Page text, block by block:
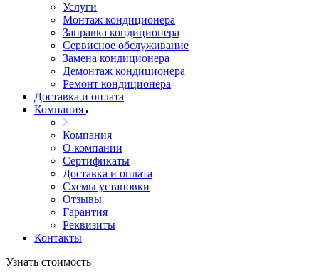
Услуги
Монтаж кондиционера
Заправка кондиционера
Сервисное обслуживание
Замена кондиционера
Демонтаж кондиционера
Ремонт кондиционера
Доставка и оплата
Компания
Компания
О компании
Сертификаты
Доставка и оплата
Схемы установки
Отзывы
Гарантия
Реквизиты
Контакты
Узнать стоимость